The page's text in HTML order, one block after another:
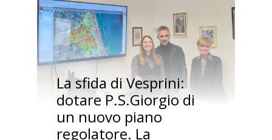
La sfida di Vesprini:
dotare P.S.Giorgio di
un nuovo piano
regolatore. La